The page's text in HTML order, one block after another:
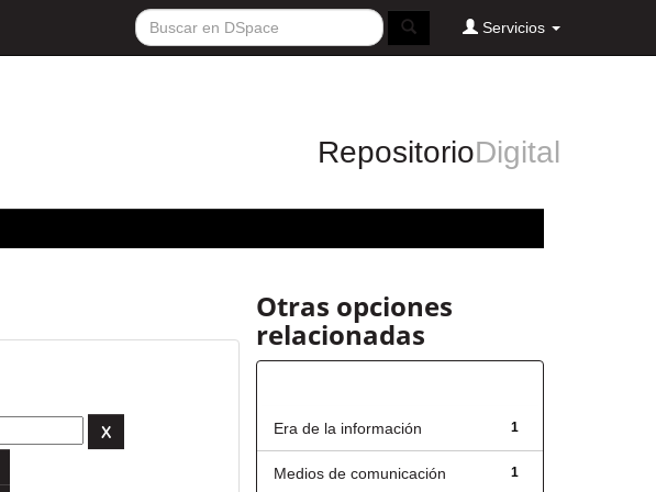
Servicios
RepositorioDigital
Otras opciones
relacionadas
1
Era de la información
1
Medios de comunicación